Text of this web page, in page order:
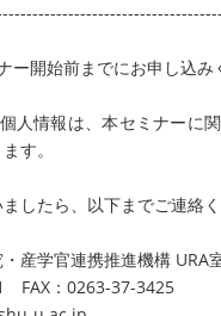
ー開始前までにお申し込み
人情報は、本セミナーに
す。
したら、以下までご連絡く
産学官連携推進機構 URA
FAX：0263-37-3425